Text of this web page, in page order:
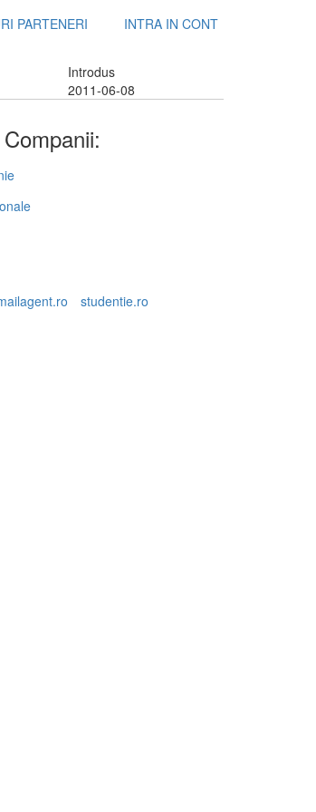
PARTENERI INTRA IN CONT
Introdus
2011-06-08
studentie.ro